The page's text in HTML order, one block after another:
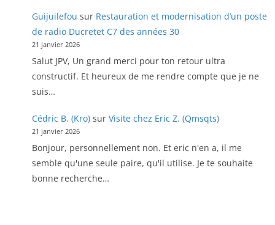
Guijuilefou sur Restauration et modernisation d’un poste
de radio Ducretet C7 des années 30
21 janvier 2026
Salut JPV, Un grand merci pour ton retour ultra
constructif. Et heureux de me rendre compte que je ne
suis…
Cédric B. (Kro)sur Visite chez Eric Z. (Qmsqts)
21 janvier 2026
Bonjour, personnellement non. Et eric n'en a, il me
semble qu'une seule paire, qu'il utilise. Je te souhaite
bonne recherche…